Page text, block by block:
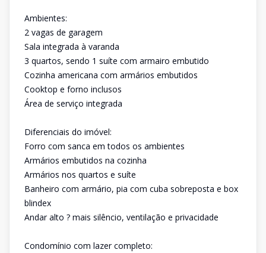
Ambientes:
2 vagas de garagem
Sala integrada à varanda
3 quartos, sendo 1 suíte com armairo embutido
Cozinha americana com armários embutidos
Cooktop e forno inclusos
Área de serviço integrada
Diferenciais do imóvel:
Forro com sanca em todos os ambientes
Armários embutidos na cozinha
Armários nos quartos e suíte
Banheiro com armário, pia com cuba sobreposta e box
blindex
Andar alto ? mais silêncio, ventilação e privacidade
Condomínio com lazer completo: